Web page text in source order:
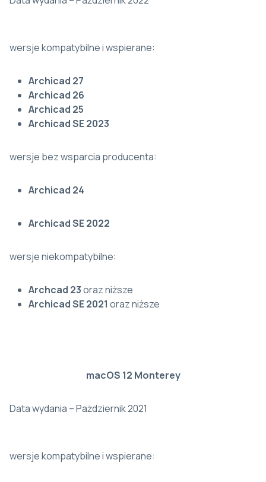
wersje kompatybilne i wspierane:
Archicad 27
Archicad 26
Archicad 25
Archicad SE 2023
wersje bez wsparcia producenta:
Archicad 24
Archicad SE 2022
wersje niekompatybilne:
Archcad 23oraz niższe
Archicad SE 2021 oraz niższe
macOS 12 Monterey
Data wydania – Pażdziernik 2021
wersje kompatybilne i wspierane: